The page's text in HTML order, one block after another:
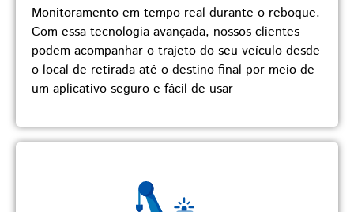
Monitoramento em tempo real durante o reboque.
Com essa tecnologia avançada, nossos clientes
podem acompanhar o trajeto do seu veículo desde
o local de retirada até o destino final por meio de
um aplicativo seguro e fácil de usar